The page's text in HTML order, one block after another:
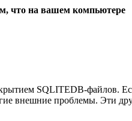
что на вашем компьютере
SQLITEDB-файлов.
внешние проблемы. Эти